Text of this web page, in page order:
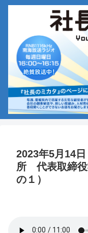
2023年5月14
所 代表取締
の１）